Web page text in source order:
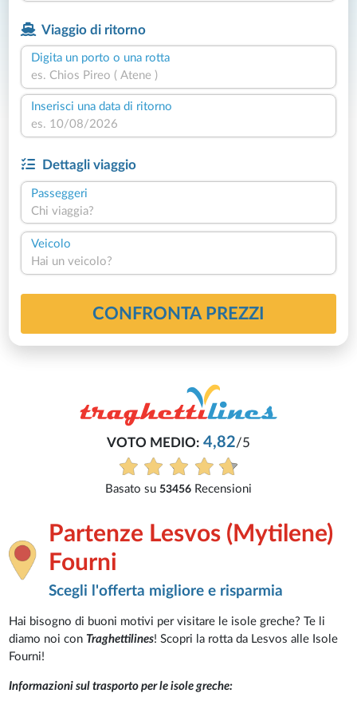
Viaggio di ritorno
Digita un porto o una rotta
Inserisci una data di ritorno
Dettagli viaggio
Passeggeri
Chi viaggia?
Veicolo
Hai un veicolo?
CONFRONTA PREZZI
VOTO MEDIO:4,82 /5
53456Recensioni
Partenze Lesvos (Mytilene)
Fourni
Scegli l'offerta migliore e risparmia
Hai bisogno di buoni motivi per visitare le isole greche? Te li
diamo noi conTraghettilines! Scopri la rotta da Lesvos alle Isole
Fourni!
Informazioni sul trasporto per le isole greche: